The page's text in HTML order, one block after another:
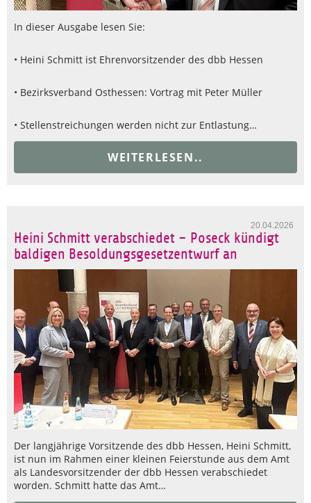
In dieser Ausgabe lesen Sie:
• Heini Schmitt ist Ehrenvorsitzender des dbb Hessen
• Bezirksverband Osthessen: Vortrag mit Peter Müller
• Stellenstreichungen werden nicht zur Entlastung…
WEITERLESEN..
20.04.2026
Heini Schmitt verabschiedet – Poseck kündigt
baldigen Besoldungsgesetzentwurf an
Der langjährige Vorsitzende des dbb Hessen, Heini Schmitt,
ist nun im Rahmen einer kleinen Feierstunde aus dem Amt
als Landesvorsitzender der dbb Hessen verabschiedet
worden. Schmitt hatte das Amt…